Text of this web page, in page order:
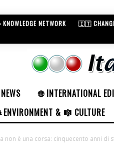
NETWORK 🇮🇹
🌐 INTERNATIONAL
& 🎼 CULTURE
non è una corsa: cinquecento anni di